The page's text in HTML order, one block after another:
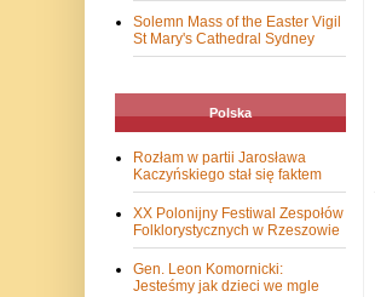
Solemn Mass of the Easter Vigil
St Mary's Cathedral Sydney
Polska
Rozłam w partii Jarosława
Kaczyńskiego stał się faktem
XX Polonijny Festiwal Zespołów
Folklorystycznych w Rzeszowie
Gen. Leon Komornicki:
Jesteśmy jak dzieci we mgle